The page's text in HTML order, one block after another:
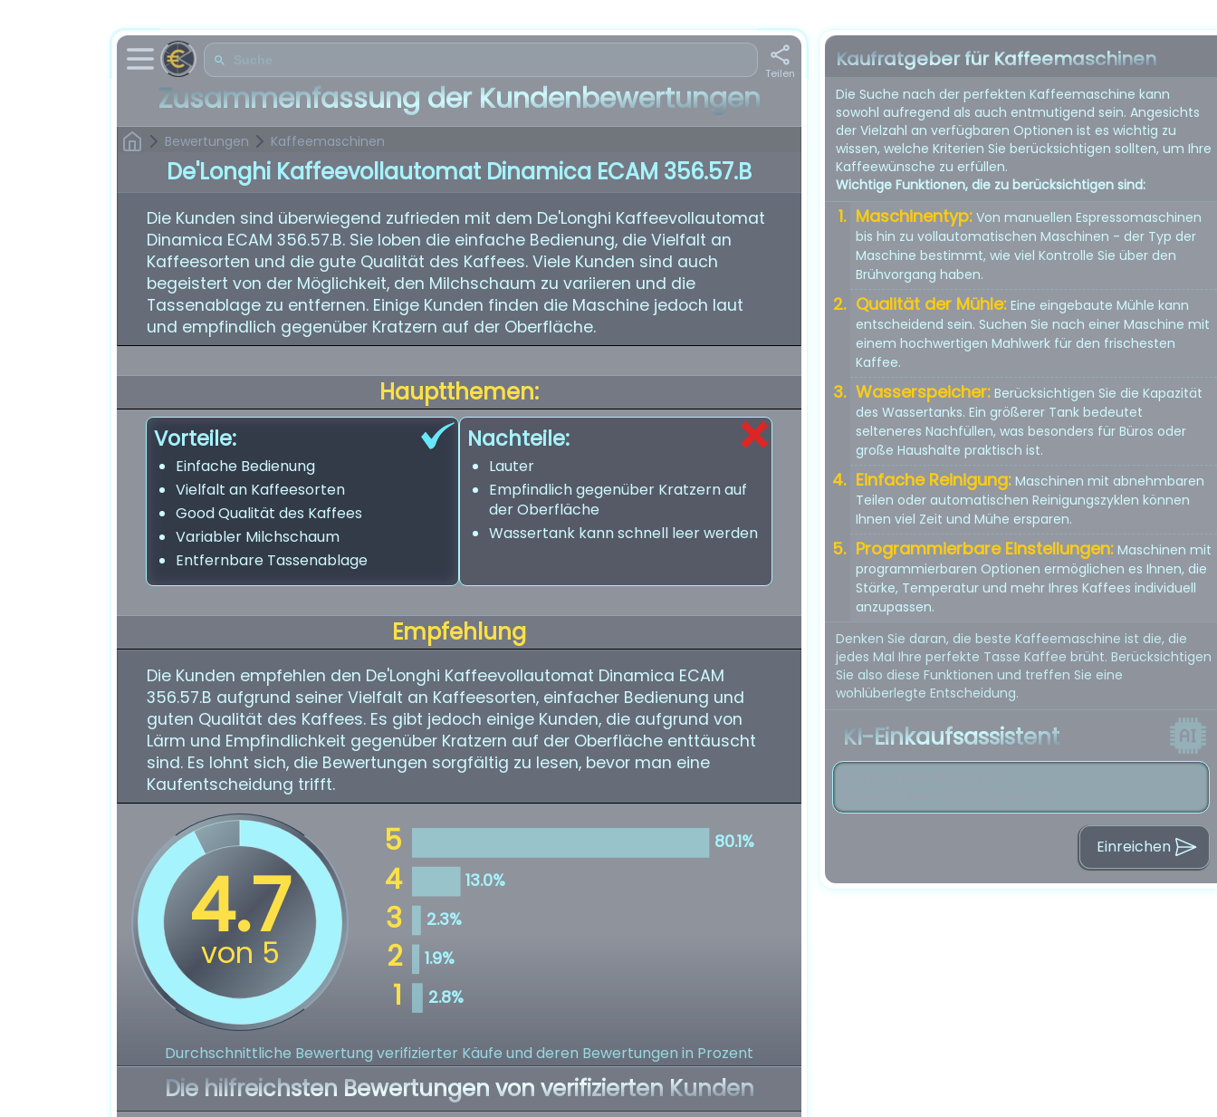
Teilen
Zusammenfassung der Kundenbewertungen
Bewertungen Kaffeemaschinen
De'Longhi Kaffeevollautomat Dinamica ECAM 356.57.B
Die Kunden sind überwiegend zufrieden mit dem De'Longhi Kaffeevollautomat
Dinamica ECAM 356.57.B. Sie loben die einfache Bedienung, die Vielfalt an
Kaffeesorten und die gute Qualität des Kaffees. Viele Kunden sind auch
begeistert von der Möglichkeit, den Milchschaum zu variieren und die
Tassenablage zu entfernen. Einige Kunden finden die Maschine jedoch laut
und empfindlich gegenüber Kratzern auf der Oberfläche.
Hauptthemen:
Vorteile:
Einfache Bedienung
Vielfalt an Kaffeesorten
Good Qualität des Kaffees
Variabler Milchschaum
Entfernbare Tassenablage
Nachteile:
Lauter
Empfindlich gegenüber Kratzern auf
der Oberfläche
Wassertank kann schnell leer werden
Empfehlung
Die Kunden empfehlen den De'Longhi Kaffeevollautomat Dinamica ECAM
356.57.B aufgrund seiner Vielfalt an Kaffeesorten, einfacher Bedienung und
guten Qualität des Kaffees. Es gibt jedoch einige Kunden, die aufgrund von
Lärm und Empfindlichkeit gegenüber Kratzern auf der Oberfläche enttäuscht
sind. Es lohnt sich, die Bewertungen sorgfältig zu lesen, bevor man eine
Kaufentscheidung trifft.
Durchschnittliche Bewertung verifizierter Käufe und deren Bewertungen in Prozent
Die hilfreichsten Bewertungen von verifizierten Kunden
Kaufratgeber für Kaffeemaschinen
Die Suche nach der perfekten Kaffeemaschine kann
sowohl aufregend als auch entmutigend sein. Angesichts
der Vielzahl an verfügbaren Optionen ist es wichtig zu
wissen, welche Kriterien Sie berücksichtigen sollten, um Ihre
Kaffeewünsche zu erfüllen.
Wichtige Funktionen, die zu berücksichtigen sind:
Maschinentyp: Von manuellen Espressomaschinen
bis hin zu vollautomatischen Maschinen - der Typ der
Maschine bestimmt, wie viel Kontrolle Sie über den
Brühvorgang haben.
Qualität der Mühle: Eine eingebaute Mühle kann
entscheidend sein. Suchen Sie nach einer Maschine mit
einem hochwertigen Mahlwerk für den frischesten
Kaffee.
Wasserspeicher: Berücksichtigen Sie die Kapazität
des Wassertanks. Ein größerer Tank bedeutet
selteneres Nachfüllen, was besonders für Büros oder
große Haushalte praktisch ist.
Einfache Reinigung: Maschinen mit abnehmbaren
Teilen oder automatischen Reinigungszyklen können
Ihnen viel Zeit und Mühe ersparen.
Programmierbare Einstellungen: Maschinen mit
programmierbaren Optionen ermöglichen es Ihnen, die
Stärke, Temperatur und mehr Ihres Kaffees individuell
anzupassen.
Denken Sie daran, die beste Kaffeemaschine ist die, die
jedes Mal Ihre perfekte Tasse Kaffee brüht. Berücksichtigen
Sie also diese Funktionen und treffen Sie eine
wohlüberlegte Entscheidung.
KI-Einkaufsassistent
Einreichen